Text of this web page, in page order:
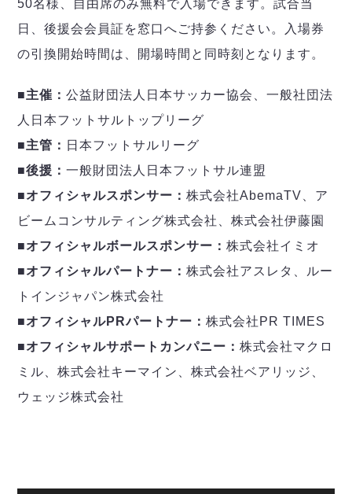
50名様、自由席のみ無料で入場できます。試合当
日、後援会会員証を窓口へご持参ください。入場券
の引換開始時間は、開場時間と同時刻となります。
■主催：公益財団法人日本サッカー協会、一般社団法
人日本フットサルトップリーグ
■主管： 日本フットサルリーグ
■後援：一般財団法人日本フットサル連盟
■オフィシャルスポンサー：株式会社AbemaTV、ア
ビームコンサルティング株式会社、株式会社伊藤園
■オフィシャルボールスポンサー：株式会社イミオ
■オフィシャルパートナー：株式会社アスレタ、ルー
トインジャパン株式会社
■オフィシャルPRパートナー：株式会社PR TIMES
■オフィシャルサポートカンパニー：株式会社マクロ
ミル、株式会社キーマイン、株式会社ベアリッジ、
ウェッジ株式会社